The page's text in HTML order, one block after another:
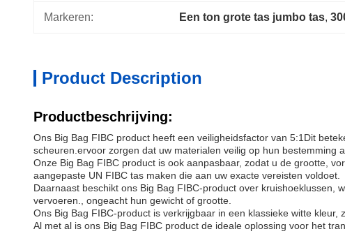
Markeren: Een ton grote tas jumbo tas,
Product Description
Productbeschrijving:
Ons Big Bag FIBC product heeft een veiligheidsfactor van 5:1Dit
scheuren.ervoor zorgen dat uw materialen veilig op hun bestemming
Onze Big Bag FIBC product is ook aanpasbaar, zodat u de grootte,
aangepaste UN FIBC tas maken die aan uw exacte vereisten voldoet.
Daarnaast beschikt ons Big Bag FIBC-product over
vervoeren., ongeacht hun gewicht of grootte.
Ons Big Bag FIBC-product is verkrijgbaar in een klassieke witte
Al met al is ons Big Bag FIBC product de ideale oplossing voor het